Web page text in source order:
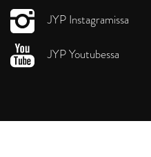
JYP Instagramissa
JYP Youtubessa